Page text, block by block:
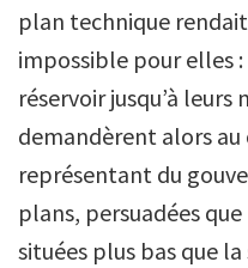
plan technique
impossible pour elles
réservoir jusqu’à leurs
demandèrent alors au
représentant du
plans, persuadées
situées plus bas que